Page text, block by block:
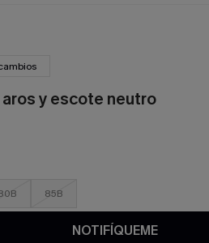
y escote neutro
85B
NOTIFÍQUEME